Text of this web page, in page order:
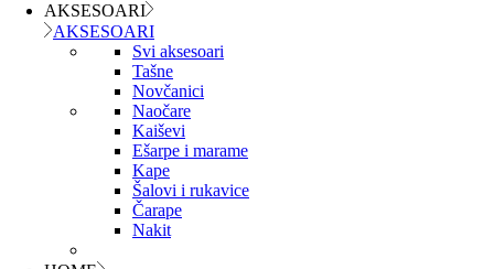
AKSESOARI
AKSESOARI
Svi aksesoari
Tašne
Novčanici
Naočare
Kaiševi
Ešarpe i marame
Kape
Šalovi i rukavice
Čarape
Nakit